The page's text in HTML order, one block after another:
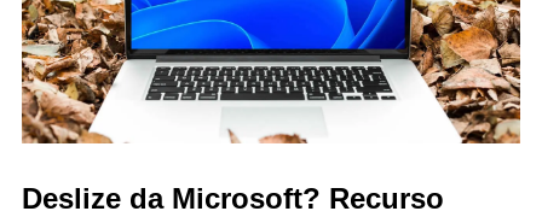
Deslize da Microsoft? Recurso